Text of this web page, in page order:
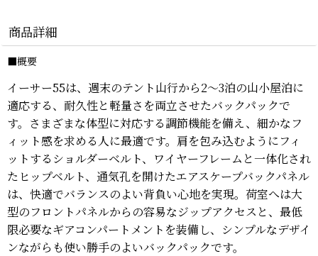
商品詳細
■概要
イーサー55は、週末のテント山行から2〜3泊の山小屋泊に
適応する、耐久性と軽量さを両立させたバックパックで
す。さまざまな体型に対応する調節機能を備え、細かなフ
ィット感を求める人に最適です。肩を包み込むようにフィ
ットするショルダーベルト、ワイヤーフレームと一体化され
たヒップベルト、通気孔を開けたエアスケープバックパネル
は、快適でバランスのよい背負い心地を実現。荷室へは大
型のフロントパネルからの容易なジップアクセスと、最低
限必要なギアコンパートメントを装備し、シンプルなデザイ
ンながらも使い勝手のよいバックパックです。